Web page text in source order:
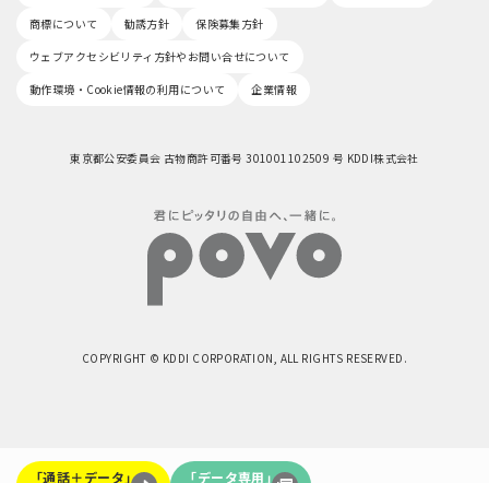
「通話＋データ」 「データ専用」
商標について
勧誘方針
保険募集方針
ウェブアクセシビリティ方針やお問い合せについて
動作環境・Cookie情報の利用について
企業情報
東京都公安委員会 古物商許可番号 301001102509 号 KDDI株式会社
COPYRIGHT © KDDI CORPORATION, ALL RIGHTS RESERVED.